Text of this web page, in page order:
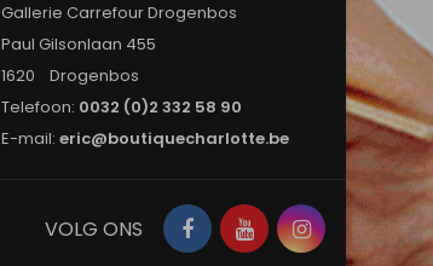
Gallerie Carrefour Drogenbos
Paul Gilsonlaan 455
1620 Drogenbos
Telefoon: 0032 (0)2 332 58 90
E-mail: eric@boutiquecharlotte.be
Facebook
YouTubeInstagram
VOLG ONS